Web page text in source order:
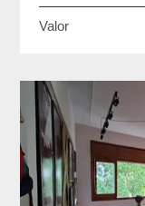
Valor